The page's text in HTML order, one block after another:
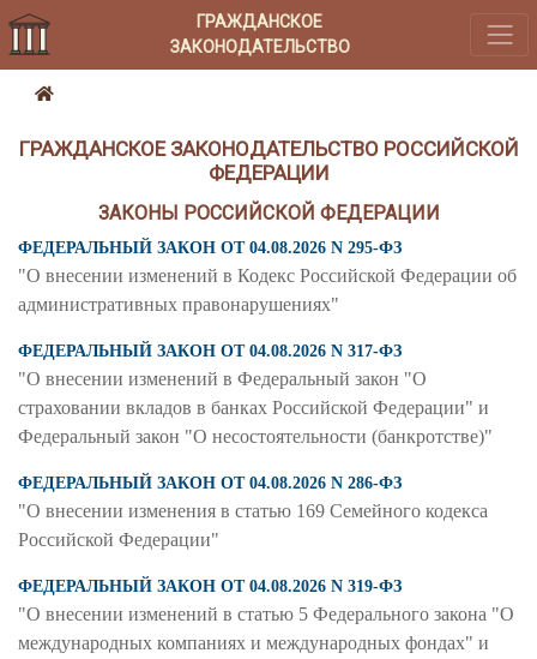
ГРАЖДАНСКОЕ
ЗАКОНОДАТЕЛЬСТВО
ГРАЖДАНСКОЕ ЗАКОНОДАТЕЛЬСТВО РОССИЙСКОЙ
ФЕДЕРАЦИИ
ЗАКОНЫ РОССИЙСКОЙ ФЕДЕРАЦИИ
ФЕДЕРАЛЬНЫЙ ЗАКОН ОТ 04.08.2026 N 295-ФЗ
"О внесении изменений в Кодекс Российской Федерации об
административных правонарушениях"
ФЕДЕРАЛЬНЫЙ ЗАКОН ОТ 04.08.2026 N 317-ФЗ
"О внесении изменений в Федеральный закон "О
страховании вкладов в банках Российской Федерации" и
Федеральный закон "О несостоятельности (банкротстве)"
ФЕДЕРАЛЬНЫЙ ЗАКОН ОТ 04.08.2026 N 286-ФЗ
"О внесении изменения в статью 169 Семейного кодекса
Российской Федерации"
ФЕДЕРАЛЬНЫЙ ЗАКОН ОТ 04.08.2026 N 319-ФЗ
"О внесении изменений в статью 5 Федерального закона "О
международных компаниях и международных фондах" и